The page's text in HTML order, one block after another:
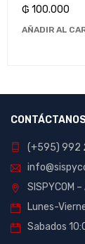
₲ 100.000
AÑADIR AL
(+595) 992
SISPYCOM
Lunes-
Sabados